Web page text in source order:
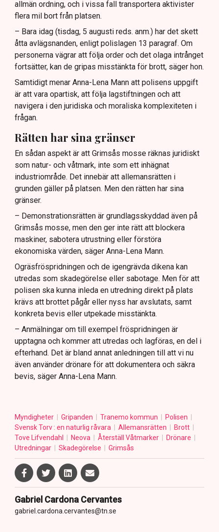
allmän ordning, och i vissa fall transportera aktivister
flera mil bort från platsen.
– Bara idag (tisdag, 5 augusti reds. anm.) har det skett
åtta avlägsnanden, enligt polislagen 13 paragraf. Om
personerna vägrar att följa order och det olaga intrånget
fortsätter, kan de gripas misstänkta för brott, säger hon.
Samtidigt menar Anna-Lena Mann att polisens uppgift
är att vara opartisk, att följa lagstiftningen och att
navigera i den juridiska och moraliska komplexiteten i
frågan.
Rätten har sina gränser
En sådan aspekt är att Grimsås mosse räknas juridiskt
som natur- och våtmark, inte som ett inhägnat
industriområde. Det innebär att allemansrätten i
grunden gäller på platsen. Men den rätten har sina
gränser.
– Demonstrationsrätten är grundlagsskyddad även på
Grimsås mosse, men den ger inte rätt att blockera
maskiner, sabotera utrustning eller förstöra
ekonomiska värden, säger Anna-Lena Mann.
Ogräsfröspridningen och de igengrävda dikena kan
utredas som skadegörelse eller sabotage. Men för att
polisen ska kunna inleda en utredning direkt på plats
krävs att brottet pågår eller nyss har avslutats, samt
konkreta bevis eller utpekade misstänkta.
– Anmälningar om till exempel fröspridningen är
upptagna och kommer att utredas och lagföras, en del i
efterhand. Det är bland annat anledningen till att vi nu
även använder drönare för att dokumentera och säkra
bevis, säger Anna-Lena Mann.
Myndigheter Gripanden Tranemo kommun
Polisen
Svensk Torv : en naturlig råvara
Allemansrätten
Brott
Tove Lifvendahl
Neova Återställ Våtmarker
Drönare
Utredningar
Skadegörelse Grimsås
Gabriel Cardona Cervantes
gabriel.cardona.cervantes@tn.se